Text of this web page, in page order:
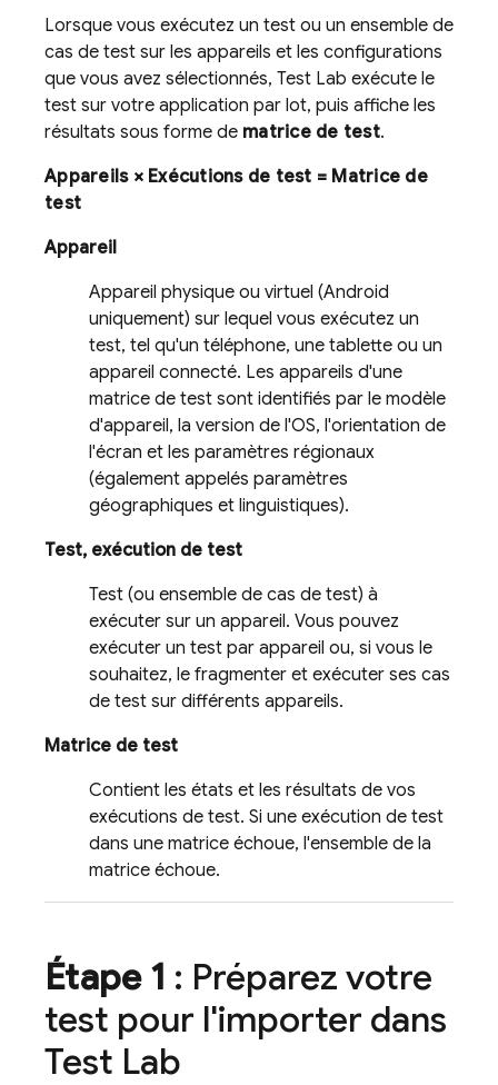
Lorsque vous exécutez un test ou un ensemble de
cas de test sur les appareils et les configurations
que vous avez sélectionnés, Test Lab exécute le
test sur votre application par lot, puis affiche les
résultats sous forme de matrice de test.
Appareils × Exécutions de test = Matrice de
test
Appareil
Appareil physique ou virtuel (Android
uniquement) sur lequel vous exécutez un
test, tel qu'un téléphone, une tablette ou un
appareil connecté. Les appareils d'une
matrice de test sont identifiés par le modèle
d'appareil, la version de l'OS, l'orientation de
l'écran et les paramètres régionaux
(également appelés paramètres
géographiques et linguistiques).
Test, exécution de test
Test (ou ensemble de cas de test) à
exécuter sur un appareil. Vous pouvez
exécuter un test par appareil ou, si vous le
souhaitez, le fragmenter et exécuter ses cas
de test sur différents appareils.
Matrice de test
Contient les états et les résultats de vos
exécutions de test. Si une exécution de test
dans une matrice échoue, l'ensemble de la
matrice échoue.
Étape 1 : Préparez votre
test pour l'importer dans
Test Lab